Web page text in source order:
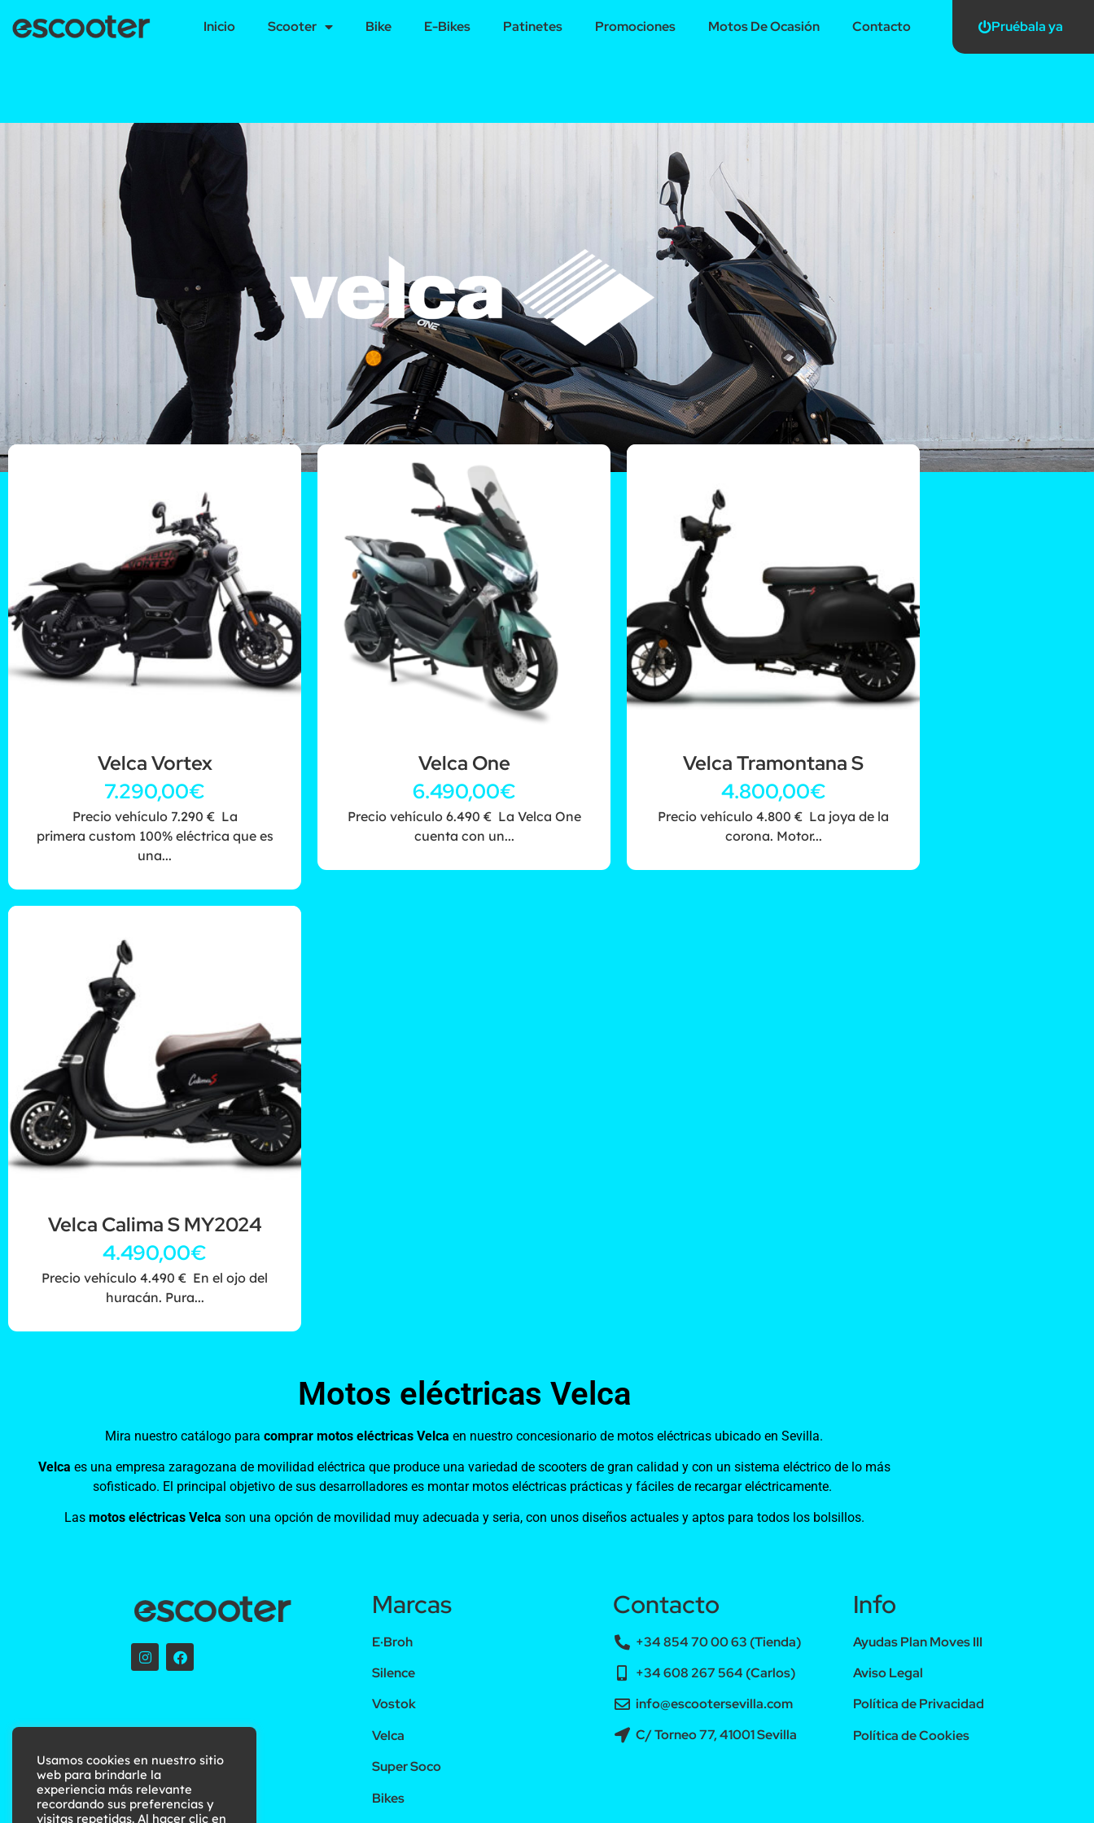
Inicio Scooter Bike E-Bikes Patinetes Promociones Motos De Ocasión Contacto Pruébala ya
Velca Vortex
7.290,00€
Precio vehículo 7.290 € La
primera custom 100% eléctrica que es
una...
Velca One
6.490,00€
Precio vehículo 6.490 € La Velca One
cuenta con un...
Velca Tramontana S
4.800,00€
Precio vehículo 4.800 € La joya de la
corona. Motor...
Velca Calima S MY2024
4.490,00€
Precio vehículo 4.490 € En el ojo del
huracán. Pura...
Motos eléctricas Velca
Mira nuestro catálogo para comprar motos eléctricas Velca en nuestro concesionario de motos eléctricas ubicado en Sevilla.
Velca es una empresa zaragozana de movilidad eléctrica que produce una variedad de scooters de gran calidad y con un sistema eléctrico de lo más
sofisticado. El principal objetivo de sus desarrolladores es montar motos eléctricas prácticas y fáciles de recargar eléctricamente.
Las motos eléctricas Velca son una opción de movilidad muy adecuada y seria, con unos diseños actuales y aptos para todos los bolsillos.
Marcas
E·Broh
Silence
Vostok
Velca
Super Soco
Bikes
Contacto
+34 854 70 00 63 (Tienda)
+34 608 267 564 (Carlos)
info@escootersevilla.com
C/ Torneo 77, 41001 Sevilla
Info
Ayudas Plan Moves III
Aviso Legal
Política de Privacidad
Política de Cookies
Usamos cookies en nuestro sitio
web para brindarle la
experiencia más relevante
recordando sus preferencias y
visitas repetidas. Al hacer clic en